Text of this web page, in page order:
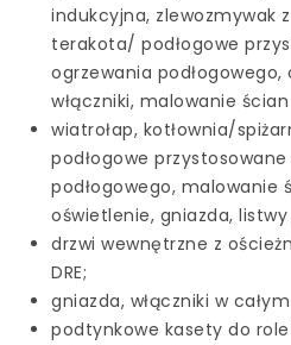
indukcyjna, zlewozmywak
terakota/ podłogowe
ogrzewania
włączniki, malowanie
wiatrołap, kotłownia/
podłogowe
podłogowego, malowanie
oświetlenie, gniazda, listwy
drzwi wewnętrzne z
DRE;
gniazda, włączniki w
podtynkowe kasety do